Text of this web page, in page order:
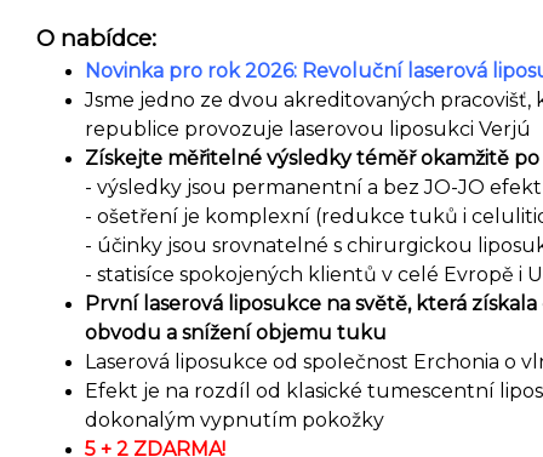
O nabídce:
Novinka pro rok 2026: Revoluční laserová
Jsme jedno ze dvou akreditovaných pracovišť,
republice provozuje laserovou liposukci Verjú
Získejte měřitelné výsledky téměř okamžitě
- výsledky jsou permanentní a bez JO-JO
- ošetření je komplexní (redukce tuků i
- účinky jsou srovnatelné s chirurgickou
- statisíce spokojených klientů v celé Evropě i
První laserová liposukce na světě, která
obvodu a snížení objemu tuku
Laserová liposukce od společnost Erchonia o
Efekt je na rozdíl od klasické tumescentní
dokonalým vypnutím pokožky
5 + 2 ZDARMA!